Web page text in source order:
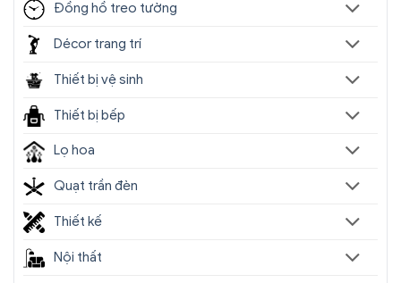
Đồng hồ treo tường
Décor trang trí
Thiết bị vệ sinh
Thiết bị bếp
Lọ hoa
Quạt trần đèn
Thiết kế
Nội thất